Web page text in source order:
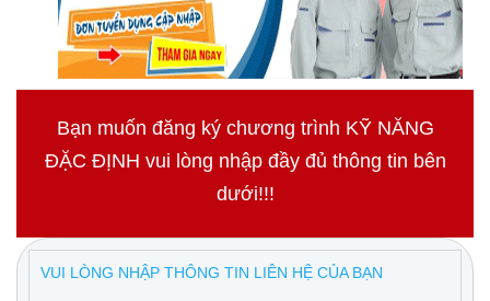
Bạn muốn đăng ký chương trình KỸ NĂNG
ĐẶC ĐỊNH vui lòng nhập đầy đủ thông tin bên
dưới!!!
VUI LÒNG NHẬP THÔNG TIN LIÊN HỆ CỦA BẠN